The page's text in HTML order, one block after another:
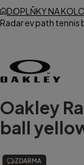
DOPLŇKY NA KOLO
Radar ev path
Oakley
ball
ZDARMA